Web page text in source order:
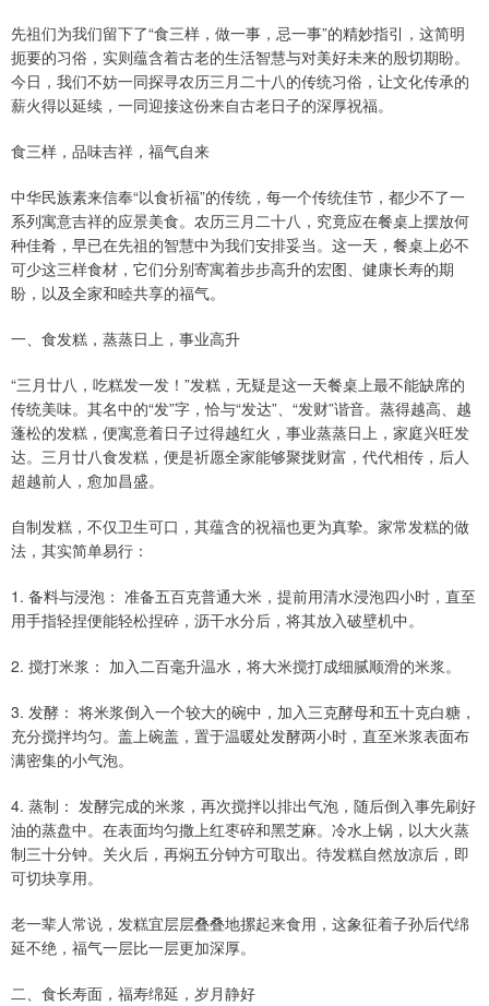
先祖们为我们留下了“食三样，做一事，忌一事”的精妙指引，这简明
扼要的习俗，实则蕴含着古老的生活智慧与对美好未来的殷切期盼。
今日，我们不妨一同探寻农历三月二十八的传统习俗，让文化传承的
薪火得以延续，一同迎接这份来自古老日子的深厚祝福。
食三样，品味吉祥，福气自来
中华民族素来信奉“以食祈福”的传统，每一个传统佳节，都少不了一
系列寓意吉祥的应景美食。农历三月二十八，究竟应在餐桌上摆放何
种佳肴，早已在先祖的智慧中为我们安排妥当。这一天，餐桌上必不
可少这三样食材，它们分别寄寓着步步高升的宏图、健康长寿的期
盼，以及全家和睦共享的福气。
一、食发糕，蒸蒸日上，事业高升
“三月廿八，吃糕发一发！”发糕，无疑是这一天餐桌上最不能缺席的
传统美味。其名中的“发”字，恰与“发达”、“发财”谐音。蒸得越高、越
蓬松的发糕，便寓意着日子过得越红火，事业蒸蒸日上，家庭兴旺发
达。三月廿八食发糕，便是祈愿全家能够聚拢财富，代代相传，后人
超越前人，愈加昌盛。
自制发糕，不仅卫生可口，其蕴含的祝福也更为真挚。家常发糕的做
法，其实简单易行：
1. 备料与浸泡： 准备五百克普通大米，提前用清水浸泡四小时，直至
用手指轻捏便能轻松捏碎，沥干水分后，将其放入破壁机中。
2. 搅打米浆： 加入二百毫升温水，将大米搅打成细腻顺滑的米浆。
3. 发酵： 将米浆倒入一个较大的碗中，加入三克酵母和五十克白糖，
充分搅拌均匀。盖上碗盖，置于温暖处发酵两小时，直至米浆表面布
满密集的小气泡。
4. 蒸制： 发酵完成的米浆，再次搅拌以排出气泡，随后倒入事先刷好
油的蒸盘中。在表面均匀撒上红枣碎和黑芝麻。冷水上锅，以大火蒸
制三十分钟。关火后，再焖五分钟方可取出。待发糕自然放凉后，即
可切块享用。
老一辈人常说，发糕宜层层叠叠地摞起来食用，这象征着子孙后代绵
延不绝，福气一层比一层更加深厚。
二、食长寿面，福寿绵延，岁月静好